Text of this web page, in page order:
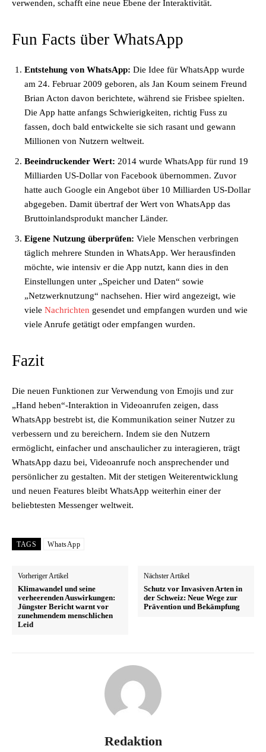
verwenden, schafft eine neue Ebene der Interaktivität.
Fun Facts über WhatsApp
Entstehung von WhatsApp: Die Idee für WhatsApp wurde
am 24. Februar 2009 geboren, als Jan Koum seinem Freund
Brian Acton davon berichtete, während sie Frisbee spielten.
Die App hatte anfangs Schwierigkeiten, richtig Fuss zu
fassen, doch bald entwickelte sie sich rasant und gewann
Millionen von Nutzern weltweit.
Beeindruckender Wert: 2014 wurde WhatsApp für rund 19
Milliarden US-Dollar von Facebook übernommen. Zuvor
hatte auch Google ein Angebot über 10 Milliarden US-Dollar
abgegeben. Damit übertraf der Wert von WhatsApp das
Bruttoinlandsprodukt mancher Länder.
Eigene Nutzung überprüfen: Viele Menschen verbringen
täglich mehrere Stunden in WhatsApp. Wer herausfinden
möchte, wie intensiv er die App nutzt, kann dies in den
Einstellungen unter „Speicher und Daten“ sowie
„Netzwerknutzung“ nachsehen. Hier wird angezeigt, wie
viele Nachrichten gesendet und empfangen wurden und wie
viele Anrufe getätigt oder empfangen wurden.
Fazit
Die neuen Funktionen zur Verwendung von Emojis und zur
„Hand heben“-Interaktion in Videoanrufen zeigen, dass
WhatsApp bestrebt ist, die Kommunikation seiner Nutzer zu
verbessern und zu bereichern. Indem sie den Nutzern
ermöglicht, einfacher und anschaulicher zu interagieren, trägt
WhatsApp dazu bei, Videoanrufe noch ansprechender und
persönlicher zu gestalten. Mit der stetigen Weiterentwicklung
und neuen Features bleibt WhatsApp weiterhin einer der
beliebtesten Messenger weltweit.
TAGS WhatsApp
Vorheriger Artikel
Klimawandel und seine
verheerenden Auswirkungen:
Jüngster Bericht warnt vor
zunehmendem menschlichen
Leid
Nächster Artikel
Schutz vor Invasiven Arten in
der Schweiz: Neue Wege zur
Prävention und Bekämpfung
Redaktion